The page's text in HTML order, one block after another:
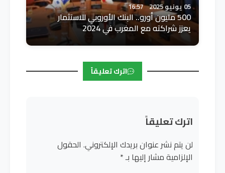
05 يونيو 2025 16:57
500 مليون أورو.. البنك الأوروبي للاستثمار
يعزز شراكته مع المغرب في 2024
اترك تعليقاً
اترك تعليقاً
لن يتم نشر عنوان بريدك الإلكتروني. الحقول
الإلزامية مشار إليها بـ*